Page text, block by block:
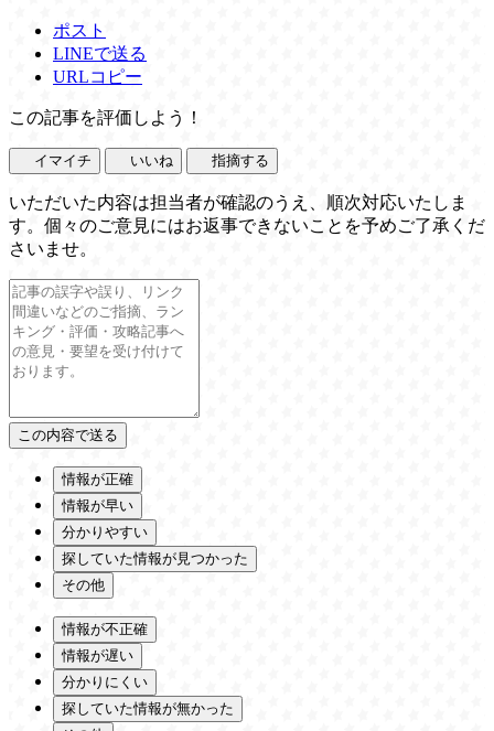
ポスト
LINEで送る
URLコピー
この記事を評価しよう！
イマイチ いいね 指摘する
いただいた内容は担当者が確認のうえ、順次対応いたしま
す。個々のご意見にはお返事できないことを予めご了承くだ
さいませ。
情報が正確
情報が早い
分かりやすい
探していた情報が見つかった
その他
情報が不正確
情報が遅い
分かりにくい
探していた情報が無かった